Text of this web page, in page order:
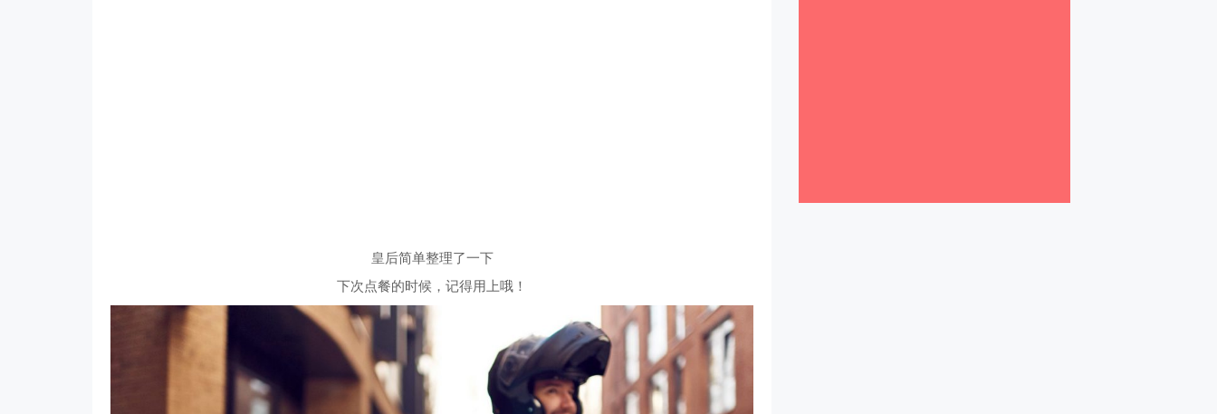
皇后简单整理了一下
下次点餐的时候，记得用上哦！